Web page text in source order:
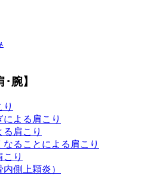
腕】
よる肩こり
肩こり
ることによる肩こり
り
側上顆炎）